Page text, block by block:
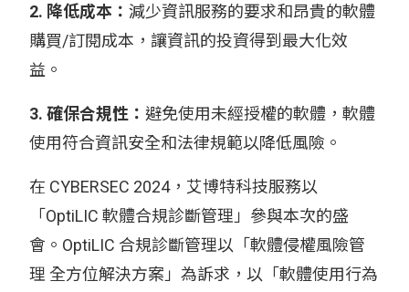
2. 降低成本： 減少資訊服務的要求和昂貴的軟體
購買/訂閱成本，讓資訊的投資得到最大化效
益。
3. 確保合規性： 避免使用未經授權的軟體，軟體
使用符合資訊安全和法律規範以降低風險。
在 CYBERSEC 2024，艾博特科技服務以
「OptiLIC 軟體合規診斷管理」參與本次的盛
會。OptiLIC 合規診斷管理以「軟體侵權風險管
理 全方位解決方案」為訴求，以「軟體使用行為